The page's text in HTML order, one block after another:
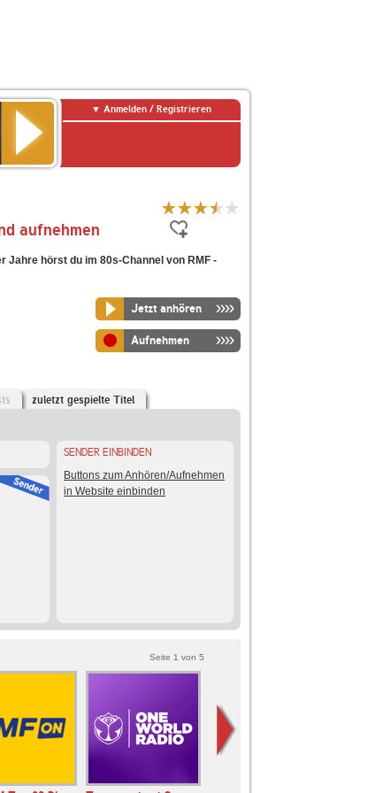
Anmelden / Registrieren
aufnehmen
Jahre hörst du im 80s-Channel von RMF -
Jetzt anhören
Aufnehmen
zuletzt gespielte Titel
SENDER EINBINDEN
Buttons zum Anhören/Aufnehmen
in Website einbinden
Seite 1 von 5